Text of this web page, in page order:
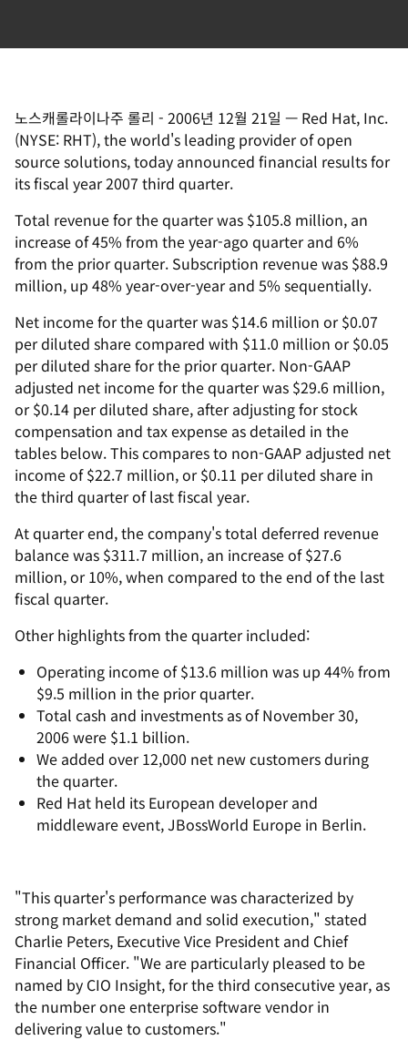
노스캐롤라이나주 롤리 - 2006년 12월 21일 — Red Hat, Inc.
(NYSE: RHT), the world's leading provider of open
source solutions, today announced financial results for
its fiscal year 2007 third quarter.
Total revenue for the quarter was $105.8 million, an
increase of 45% from the year-ago quarter and 6%
from the prior quarter. Subscription revenue was $88.9
million, up 48% year-over-year and 5% sequentially.
Net income for the quarter was $14.6 million or $0.07
per diluted share compared with $11.0 million or $0.05
per diluted share for the prior quarter. Non-GAAP
adjusted net income for the quarter was $29.6 million,
or $0.14 per diluted share, after adjusting for stock
compensation and tax expense as detailed in the
tables below. This compares to non-GAAP adjusted net
income of $22.7 million, or $0.11 per diluted share in
the third quarter of last fiscal year.
At quarter end, the company's total deferred revenue
balance was $311.7 million, an increase of $27.6
million, or 10%, when compared to the end of the last
fiscal quarter.
Other highlights from the quarter included:
Operating income of $13.6 million was up 44% from
$9.5 million in the prior quarter.
Total cash and investments as of November 30,
2006 were $1.1 billion.
We added over 12,000 net new customers during
the quarter.
Red Hat held its European developer and
middleware event, JBossWorld Europe in Berlin.
"This quarter's performance was characterized by
strong market demand and solid execution," stated
Charlie Peters, Executive Vice President and Chief
Financial Officer. "We are particularly pleased to be
named by CIO Insight, for the third consecutive year, as
the number one enterprise software vendor in
delivering value to customers."